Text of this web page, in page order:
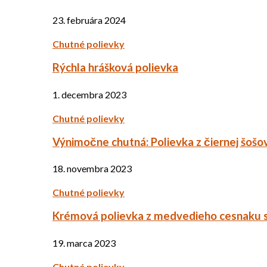
23. februára 2024
Chutné polievky
Rýchla hrášková polievka
1. decembra 2023
Chutné polievky
Výnimočne chutná: Polievka z čiernej
18. novembra 2023
Chutné polievky
Krémová polievka z medvedieho cesnaku
19. marca 2023